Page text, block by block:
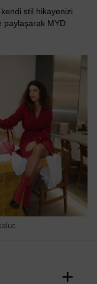
stil hikayenizi
paylaşarak MYD